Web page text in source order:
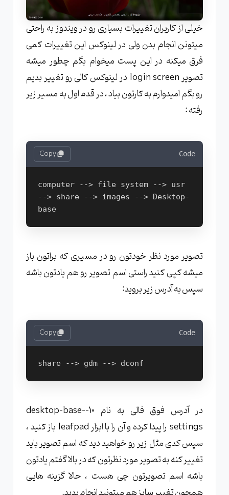
خیلی از کاربران تغییرات بسیاری رو در ویندوز به راحتی
میتونن انجام بدن ولی در لینوکس این تغییرات کمی
فرق میکنه در این پست میخوام بگم چطور میشه
تصویر login screen در لینوکس کالی رو تغییر بدیم
رو بگم امیدوارم به کارتون بیاد ، در قدم اول به مسیر زیر
رفته :
Code
Copy
computer --> file system --> usr
--> share --> images --> Desktop-
base
تصویر مورد نظر خودتون رو در مسیری که براتون باز
میشه کپی کنید راستی اسم تصویر رو هم یادتون باشه
سپس به آدرس زیر بروید:
Code
Copy
در آدرس فوق فالی به نام 10-desktop-base-
settings را پیدا کرده و آن را با ابزار leafpad باز کنید ،
سپس کدی مثل زیر رو خواهید دید که اسم تصویر باید
تغییر کنه به تصویر مورد نظرتون که در بالا گفتم یادتون
باشه اسم تصویرتون چی هست ، حالا گزینه هایی